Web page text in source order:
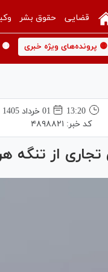
قضایی حقوق بشر
🟡 پرونده‌های ویژه خبری
13:20
01 خرداد 1405
کد خبر: ۴۸۹۸۸۲۱